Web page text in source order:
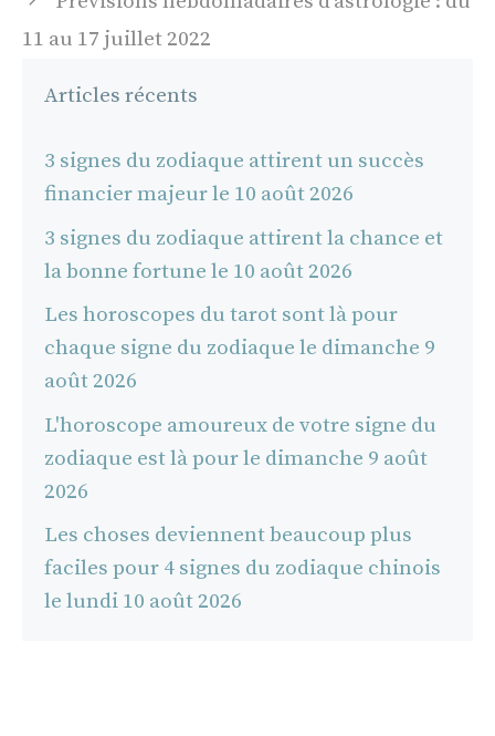
11 au 17 juillet 2022
Articles récents
3 signes du zodiaque attirent un succès
financier majeur le 10 août 2026
3 signes du zodiaque attirent la chance et
la bonne fortune le 10 août 2026
Les horoscopes du tarot sont là pour
chaque signe du zodiaque le dimanche 9
août 2026
L'horoscope amoureux de votre signe du
zodiaque est là pour le dimanche 9 août
2026
Les choses deviennent beaucoup plus
faciles pour 4 signes du zodiaque chinois
le lundi 10 août 2026